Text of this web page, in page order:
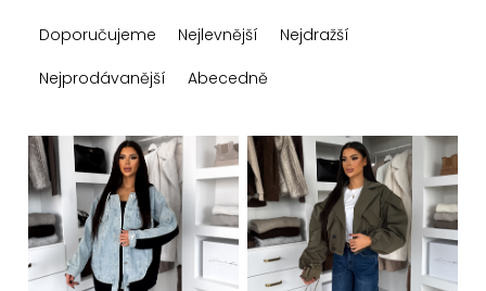
a
n
í
p
r
o
Doporučujeme Nejlevnější
Nejdražší
Nejprodávanější
Abecedně
V
ý
p
i